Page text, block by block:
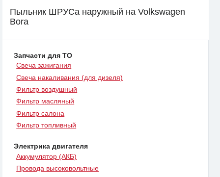
Пыльник ШРУСа наружный на Volkswagen
Bora
Запчасти для ТО
Свеча зажигания
Свеча накаливания (для дизеля)
Фильтр воздушный
Фильтр масляный
Фильтр салона
Фильтр топливный
Электрика двигателя
Аккумулятор (АКБ)
Провода высоковольтные